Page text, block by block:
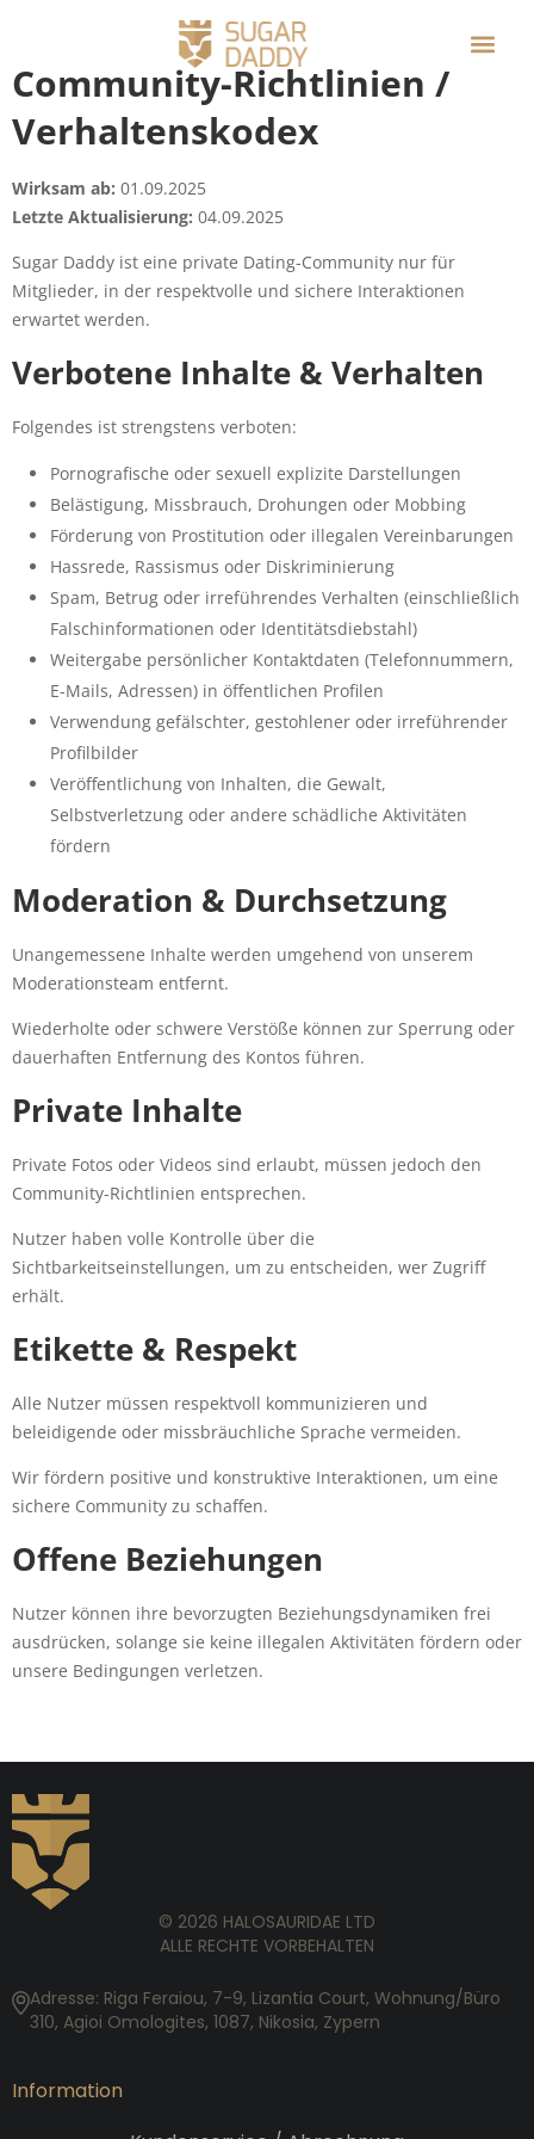
Community-Richtlinien /
Verhaltenskodex
Wirksam ab: 01.09.2025
Letzte Aktualisierung: 04.09.2025
Sugar Daddy ist eine private Dating-Community nur für
Mitglieder, in der respektvolle und sichere Interaktionen
erwartet werden.
Verbotene Inhalte & Verhalten
Folgendes ist strengstens verboten:
Pornografische oder sexuell explizite Darstellungen
Belästigung, Missbrauch, Drohungen oder Mobbing
Förderung von Prostitution oder illegalen Vereinbarungen
Hassrede, Rassismus oder Diskriminierung
Spam, Betrug oder irreführendes Verhalten (einschließlich
Falschinformationen oder Identitätsdiebstahl)
Weitergabe persönlicher Kontaktdaten (Telefonnummern,
E-Mails, Adressen) in öffentlichen Profilen
Verwendung gefälschter, gestohlener oder irreführender
Profilbilder
Veröffentlichung von Inhalten, die Gewalt,
Selbstverletzung oder andere schädliche Aktivitäten
fördern
Moderation & Durchsetzung
Unangemessene Inhalte werden umgehend von unserem
Moderationsteam entfernt.
Wiederholte oder schwere Verstöße können zur Sperrung oder
dauerhaften Entfernung des Kontos führen.
Private Inhalte
Private Fotos oder Videos sind erlaubt, müssen jedoch den
Community-Richtlinien entsprechen.
Nutzer haben volle Kontrolle über die
Sichtbarkeitseinstellungen, um zu entscheiden, wer Zugriff
erhält.
Etikette & Respekt
Alle Nutzer müssen respektvoll kommunizieren und
beleidigende oder missbräuchliche Sprache vermeiden.
Wir fördern positive und konstruktive Interaktionen, um eine
sichere Community zu schaffen.
Offene Beziehungen
Nutzer können ihre bevorzugten Beziehungsdynamiken frei
ausdrücken, solange sie keine illegalen Aktivitäten fördern oder
unsere Bedingungen verletzen.
© 2026 HALOSAURIDAE LTD
ALLE RECHTE VORBEHALTEN
Adresse: Riga Feraiou, 7-9, Lizantia Court, Wohnung/Büro
310, Agioi Omologites, 1087, Nikosia, Zypern
Information